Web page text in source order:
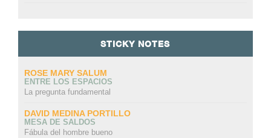
STICKY NOTES
ROSE MARY SALUM
ENTRE LOS ESPACIOS
La pregunta fundamental
DAVID MEDINA PORTILLO
MESA DE SALDOS
Fábula del hombre bueno